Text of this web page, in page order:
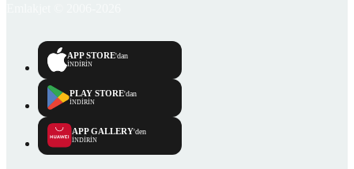
APP STORE'dan
İNDİRİN
PLAY STORE'dan
İNDİRİN
APP GALLERY'den
İNDİRİN